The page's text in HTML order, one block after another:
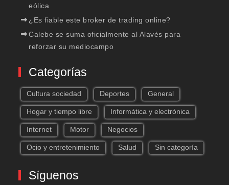
eólica
¿Es fiable este broker de trading online?
Calebe se suma oficialmente al Alavés para
reforzar su mediocampo
Categorías
Cultura sociedad Deportes General
Hogar y tiempo libre Informática y electrónica
Internet Motor Negocios
Ocio y entretenimiento Salud Sin categoría
Síguenos